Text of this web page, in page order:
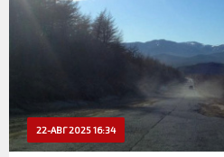
22-АВГ 2025 16:34